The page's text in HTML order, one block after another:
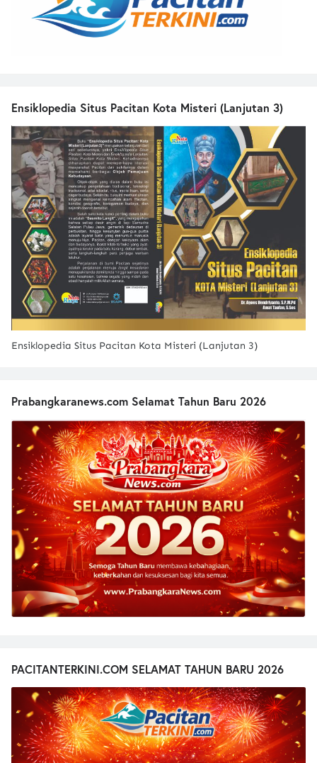
Ensiklopedia Situs Pacitan Kota Misteri (Lanjutan 3)
Ensiklopedia Situs Pacitan Kota Misteri (Lanjutan 3)
Prabangkaranews.com Selamat Tahun Baru 2026
PACITANTERKINI.COM SELAMAT TAHUN BARU 2026